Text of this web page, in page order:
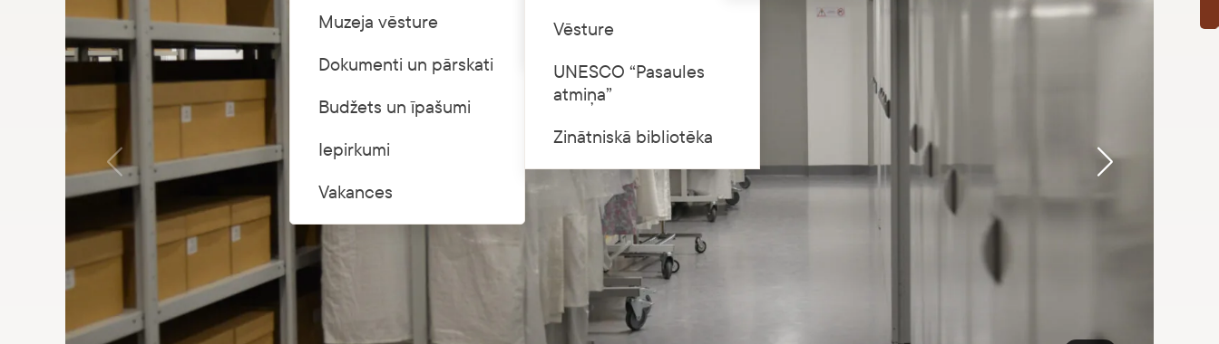
Cenrādis
Vēsture
UNESCO “Pasaules
atmiņa”
Zinātniskā bibliotēka
Muzeja vēsture
Dokumenti un pārskati
Budžets un īpašumi
Iepirkumi
Vakances